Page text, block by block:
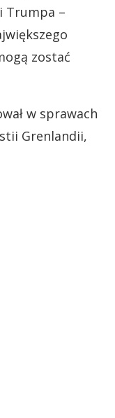
Trumpa –
zostać
w sprawach
Grenlandii,